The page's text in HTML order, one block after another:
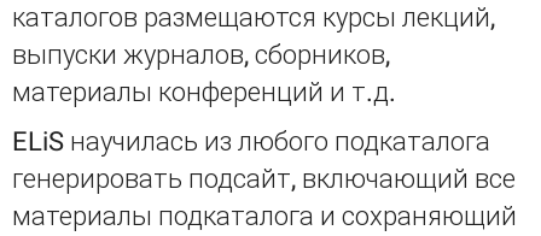
каталогов размещаются курсы лекций,
выпуски журналов, сборников,
материалы конференций и т.д.
ELiS научилась из любого подкаталога
генерировать подсайт, включающий все
материалы подкаталога и сохраняющий